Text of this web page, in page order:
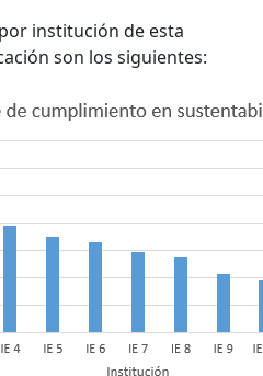
institución de esta
son los siguientes: